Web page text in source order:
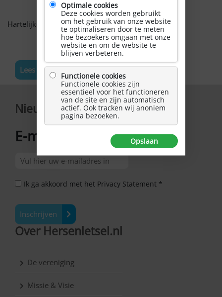
Hartelijke groet Erna van Beek, Baflo
Lees meer nieuws
Nieuwsbrief
E-mailadres
Ik ga akkoord met het Privacy Statement *
Inschrijven
Over Hersenletsel.nl
De vereniging
Missie & Visie
Optimale cookies
Deze cookies worden gebruikt
om het gebruik van onze website
te optimaliseren door te meten
hoe bezoekers omgaan met onze
website en om de website te
blijven verbeteren.
Functionele cookies
Functionele cookies zijn
essentieel voor het functioneren
van de site en zijn automatisch
actief. Ook tracken wij anoniem
pagina bezoeken.
Opslaan